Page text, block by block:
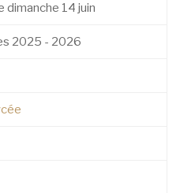
dimanche 14 juin
2025 - 2026